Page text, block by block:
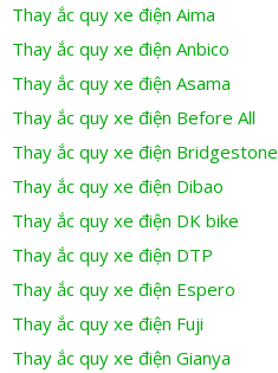
Thay ắc quy xe điện Aima
Thay ắc quy xe điện Anbico
Thay ắc quy xe điện Asama
Thay ắc quy xe điện Before All
Thay ắc quy xe điện Bridgestone
Thay ắc quy xe điện Dibao
Thay ắc quy xe điện DK bike
Thay ắc quy xe điện DTP
Thay ắc quy xe điện Espero
Thay ắc quy xe điện Fuji
Thay ắc quy xe điện Gianya